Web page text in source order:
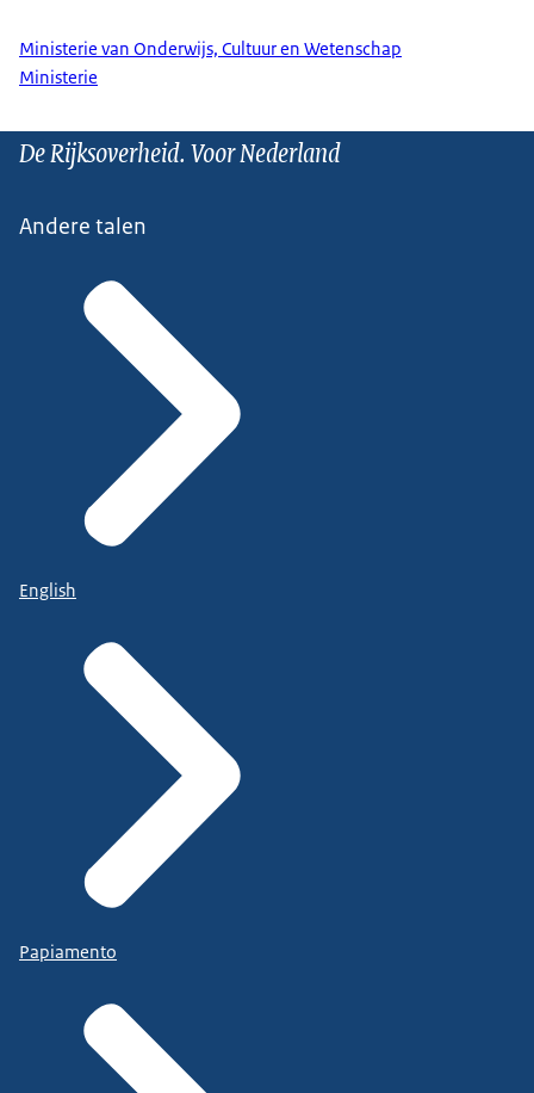
Ministerie van Onderwijs, Cultuur en Wetenschap
Ministerie
De Rijksoverheid. Voor Nederland
Andere talen
English
Papiamento